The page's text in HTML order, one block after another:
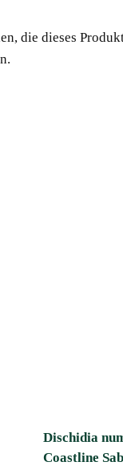
die dieses
Dischidia
Coastline